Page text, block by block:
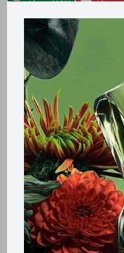
LlegaHOY Llega
Papel de
Multiuso.